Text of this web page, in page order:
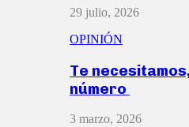
29 julio, 2026
OPINIÓN
Te
número
3 marzo, 2026